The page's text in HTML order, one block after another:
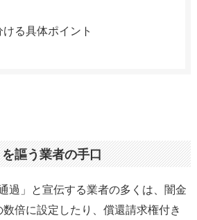
る具体ポイント
謳う業者の手口
過」と宣伝する業者の多くは、闇金
倍に設定したり、償還請求権付き